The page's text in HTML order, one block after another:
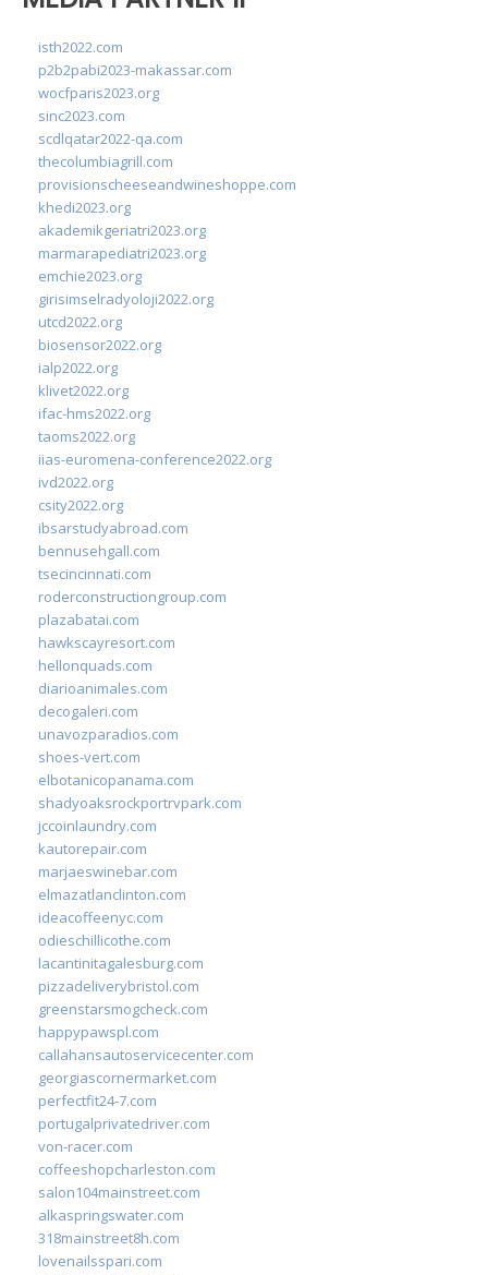
isth2022.com
p2b2pabi2023-makassar.com
wocfparis2023.org
sinc2023.com
scdlqatar2022-qa.com
thecolumbiagrill.com
provisionscheeseandwineshoppe.com
khedi2023.org
akademikgeriatri2023.org
marmarapediatri2023.org
emchie2023.org
girisimselradyoloji2022.org
utcd2022.org
biosensor2022.org
ialp2022.org
klivet2022.org
ifac-hms2022.org
taoms2022.org
iias-euromena-conference2022.org
ivd2022.org
csity2022.org
ibsarstudyabroad.com
bennusehgall.com
tsecincinnati.com
roderconstructiongroup.com
plazabatai.com
hawkscayresort.com
hellonquads.com
diarioanimales.com
decogaleri.com
unavozparadios.com
shoes-vert.com
elbotanicopanama.com
shadyoaksrockportrvpark.com
jccoinlaundry.com
kautorepair.com
marjaeswinebar.com
elmazatlanclinton.com
ideacoffeenyc.com
odieschillicothe.com
lacantinitagalesburg.com
pizzadeliverybristol.com
greenstarsmogcheck.com
happypawspl.com
callahansautoservicecenter.com
georgiascornermarket.com
perfectfit24-7.com
portugalprivatedriver.com
von-racer.com
coffeeshopcharleston.com
salon104mainstreet.com
alkaspringswater.com
318mainstreet8h.com
lovenailsspari.com